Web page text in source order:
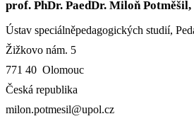
prof. PhDr. PaedDr. Miloň Potměšil,
Ústav speciálněpedagogických studií,
Žižkovo nám. 5
771 40 Olomouc
Česká republika
milon.potmesil@upol.cz